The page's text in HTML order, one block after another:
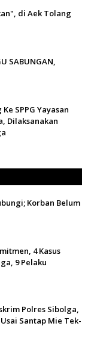
di Aek Tolang
SABUNGAN,
SPPG Yayasan
Dilaksanakan
Korban Belum
4 Kasus
9 Pelaku
Polres Sibolga,
Santap Mie Tek-